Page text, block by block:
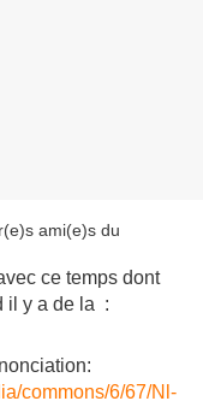
ami(e)s du
ce temps dont
il y a de la :
commons/6/67/Nl-